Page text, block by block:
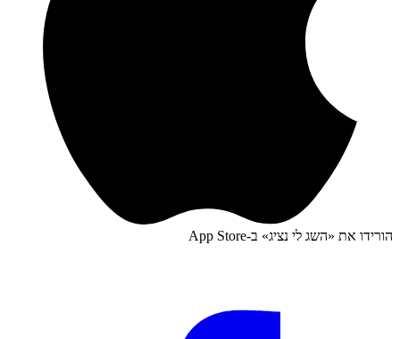
הורידו את «השג לי נציג» ב-App Store